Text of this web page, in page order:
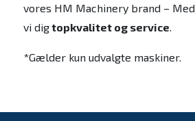
vores HM Machinery brand –
vi digtopkvalitet og service.
*Gælder kun udvalgte maskiner.